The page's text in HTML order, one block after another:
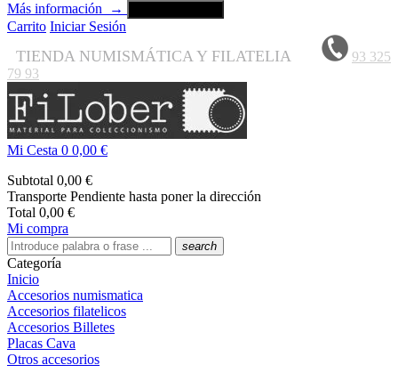
Más información
→
Carrito Iniciar Sesión
TIENDA NUMISMÁTICA Y FILATELIA
93 325
79 93
Mi Cesta 0 0,00 €
Subtotal 0,00 €
Transporte Pendiente hasta poner la dirección
Total 0,00 €
Mi compra
search
Categoría
Inicio
Accesorios numismatica
Accesorios filatelicos
Accesorios Billetes
Placas Cava
Otros accesorios